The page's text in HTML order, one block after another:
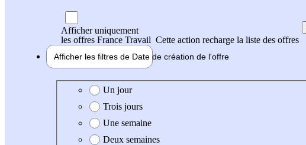
Afficher uniquement
les offres France Travail Cette action recharge la liste des offres
Afficher les filtres de Date de création de l'offre
Date de création de l'offre
Un jour
Trois jours
Une semaine
Deux semaines